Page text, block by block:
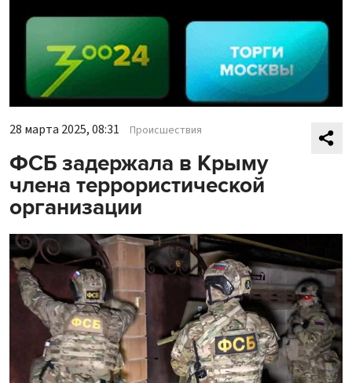
28 марта 2025, 08:31 Происшествия
ФСБ задержала в Крыму
члена террористической
организации